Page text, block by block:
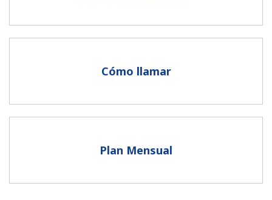
Al abrir una cuenta en este sitio web, estoy de acuerdo con
Cómo llamar
Plan Mensual